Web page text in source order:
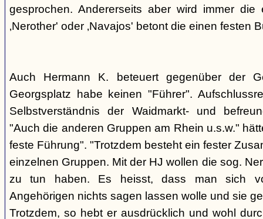
gesprochen. Andererseits aber wird immer die
‚Nerother' oder ‚Navajos' betont die einen festen
Auch Hermann K. beteuert gegenüber der
Georgsplatz habe keinen "Führer".
Selbstverständnis der Waidmarkt- und
"Auch die anderen Gruppen am Rhein u.s.w."
feste Führung". "Trotzdem besteht ein fester
einzelnen Gruppen. Mit der HJ wollen die sog.
zu tun haben. Es heisst, dass man sich
Angehörigen nichts sagen lassen wolle und sie
Trotzdem, so hebt er ausdrücklich und wohl